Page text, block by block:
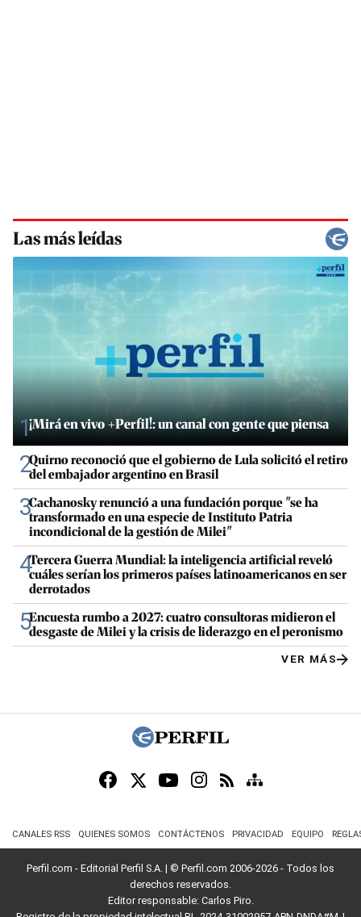
Las más leídas
1¡Mirá en vivo +Perfil!: un canal con gente que piensa
2Quirno reconoció que el gobierno de Lula solicitó el retiro
del embajador argentino en Brasil
3Cachanosky renunció a una fundación porque "se ha
transformado en una especie de Instituto Patria
incondicional de la gestión de Milei"
4Tercera Guerra Mundial: la inteligencia artificial reveló
cuáles serían los primeros países latinoamericanos en ser
derrotados
5Encuesta rumbo a 2027: cuatro consultoras midieron el
desgaste de Milei y la crisis de liderazgo en el peronismo
VER MÁS
CANALES RSS QUIENES SOMOS CONTÁCTENOS PRIVACIDAD EQUIPO
Perfil.com - Editorial Perfil S.A. | © Perfil.com 2006-2026 - Todos los
derechos reservados.
Editor responsable: Carlos Piro.